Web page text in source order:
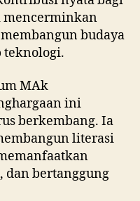
mencerminkan
budaya
teknologi.
MAk
ini
berkembang. Ia
literasi
dan bertanggung